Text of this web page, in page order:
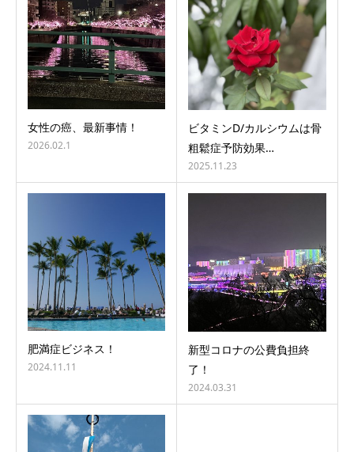
女性の癌、最新事情！
2026.02.1
ビタミンD/カルシウムは骨
粗鬆症予防効果…
2025.11.23
肥満症ビジネス！
2024.11.11
新型コロナの公費負担終
了！
2024.03.31